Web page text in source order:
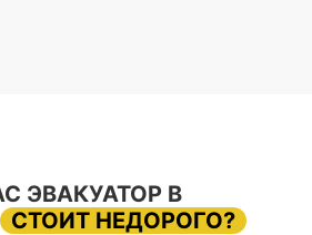
ЭВАКУАТОР В
СТОИТ НЕДОРОГО?